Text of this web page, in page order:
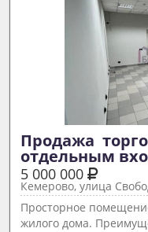
Продажа
отдельным
5 000 000
Кемерово, улица
Просторное
жилого дома.